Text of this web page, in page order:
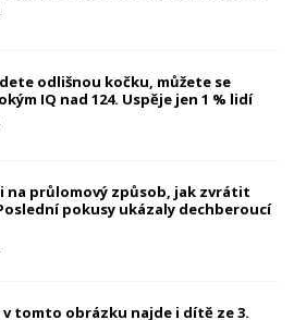
odlišnou kočku, můžete se
IQ nad 124. Uspěje jen 1 % lidí
na průlomový způsob, jak zvrátit
pokusy ukázaly dechberoucí
tomto obrázku najde i dítě ze 3.